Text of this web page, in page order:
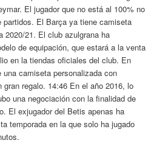
El jugador que no está al 100% no
partidos. El Barça ya tiene camiseta
2020/21. El club azulgrana ha
de equipación, que estará a la venta
en la tiendas oficiales del club. En
una camiseta personalizada con
regalo. 14:46 En el año 2016, lo
una negociación con la finalidad de
El exjugador del Betis apenas ha
temporada en la que solo ha jugado